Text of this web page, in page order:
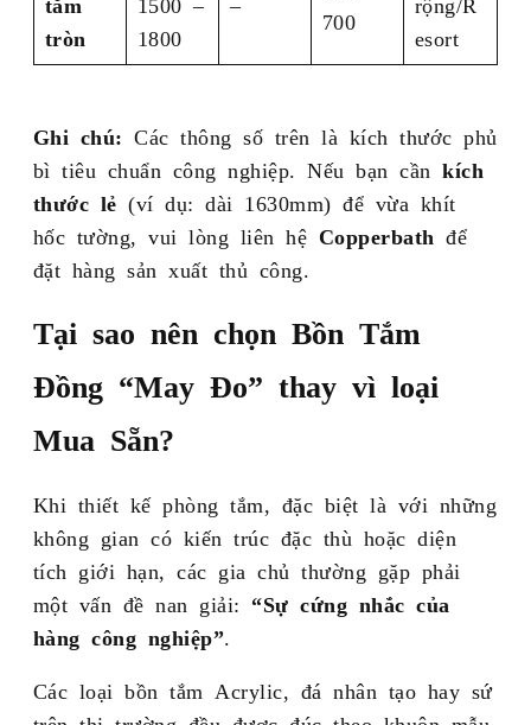
tròn
1800
700
esort
Ghi chú: Các thông số trên là kích thước phủ
bì tiêu chuẩn công nghiệp. Nếu bạn cầnkích
thước lẻ (ví dụ: dài 1630mm) để vừa khít
hốc tường, vui lòng liên hệ Copperbath để
đặt hàng sản xuất thủ công.
Tại sao nên chọn Bồn Tắm
Đồng “May Đo” thay vì loại
Mua Sẵn?
Khi thiết kế phòng tắm, đặc biệt là với những
không gian có kiến trúc đặc thù hoặc diện
tích giới hạn, các gia chủ thường gặp phải
một vấn đề nan giải: “Sự cứng nhắc của
hàng công nghiệp”
Các loại bồn tắm Acrylic, đá nhân tạo hay sứ